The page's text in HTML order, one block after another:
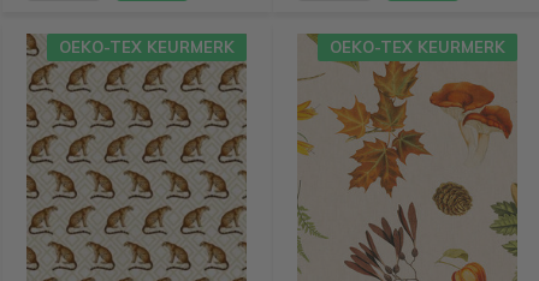
OEKO-TEX KEURMERK OEKO-TEX KEURMERK